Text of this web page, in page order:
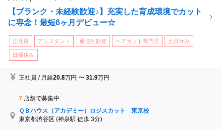
【ブランク・未経験歓迎♪】充実した育成環境でカット
に専念！最短6ヶ月デビュー☆
正社員 アシスタント 通信生歓迎 ヘアカット専門店 土日休み
日曜休み
正社員 / 月給20.8万円 〜31.9万円
7 店舗で募集中
ＱＢハウス（アカデミー）ロジスカット 東京校
東京都渋谷区 (神泉駅 徒歩 3分)